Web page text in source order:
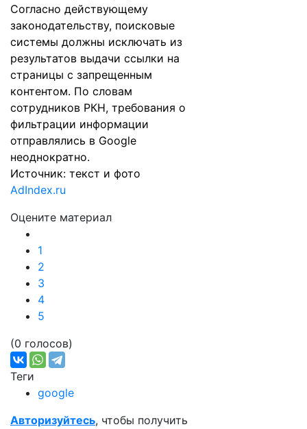
Согласно действующему
законодательству, поисковые
системы должны исключать из
результатов выдачи ссылки на
страницы с запрещенным
контентом. По словам
сотрудников РКН, требования о
фильтрации информации
отправлялись в Google
неоднократно.
Источник: текст и фото
AdIndex.ru
Оцените материал
1
2
3
4
5
(0 голосов)
Теги
google
Авторизуйтесь, чтобы получить